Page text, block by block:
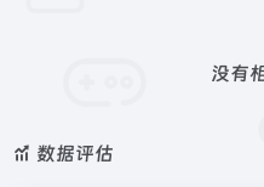
没有
数据评估